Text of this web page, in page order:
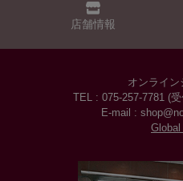
店舗情報
オンライ
TEL : 075-257-7781 (
E-mail :